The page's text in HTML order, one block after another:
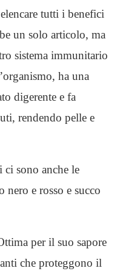
tutti i benefici
un solo articolo, ma
sistema immunitario
ha una
digerente e fa
rendendo pelle e
ci sono anche le
nero e rosso e succo
per il suo sapore
che proteggono il